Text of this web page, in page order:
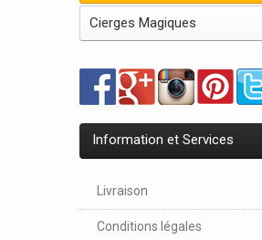
Cierges Magiques
Information et Services
Livraison
Conditions légales